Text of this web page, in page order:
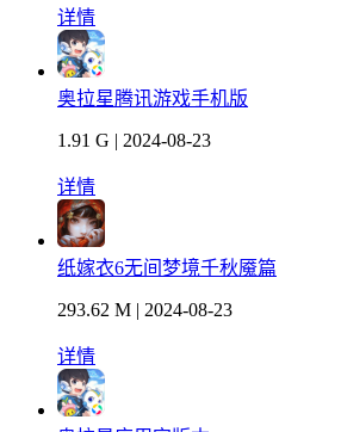
详情
奥拉星腾讯游戏手机版
1.91 G | 2024-08-23
详情
纸嫁衣6无间梦境千秋魇篇
293.62 M | 2024-08-23
详情